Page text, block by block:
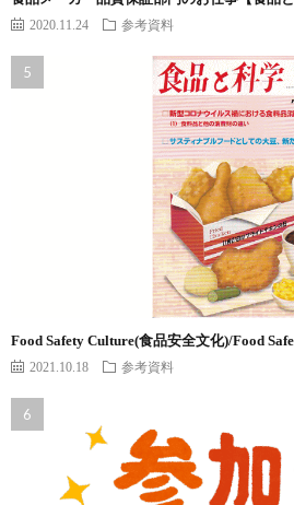
2020.11.24 参考資料
Food Safety Culture(食品安全文化)/Food
2021.10.18 参考資料